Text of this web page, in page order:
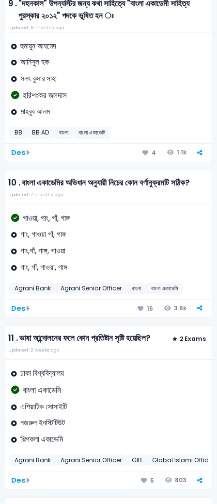
9 ."দহনকাল" উপন্যস্টির জন্য কথা সাহিত্যে "বাংলা একাডেমী সাহিত্য
পুরস্কার ২০১২" পদকে ভূষিত হন ঃ
Updated: 8 months ago
হুমায়ুন আহমেদ
আনিসুল হক
সনৎ কুমার সাহা
হরিশংকর জলদাস
মাহবুব আলম
BB BB AD বাংলা বাংলা একাডেমি
Des 4 1.1k
10 .বাংলা একাডেমির অভিধান অনুযায়ী নিচের কোন বর্ণানুক্রমটি সঠিক?
Updated: 7 months ago
গাওয়া, গাং, গাঁ, গাঙ্গ
গাং, গাওয়া গাঁ, গাঙ্গ
গাং,গাঁ, গাঙ্গ, গাওয়া
গাং, গাঁ, গাওয়া, গাঙ্গ
Agrani Bank Agrani Senior Officer বাংলা বাংলা একাডেমি
Des 15 3.6k
11 .ভাষা আন্দোলনের ফলে কোন প্রতিষ্টান সৃষ্টি হয়েছিল? 2 Exams
Updated: 2 weeks ago
ঢাকা বিশ্ববিদ্যালয়
বাংলা একাডেমি
এশিয়াটিক সোসাইটি
নজরুল ইনস্টিটিউট
শিল্পকলা একাডেমি
Agrani Bank Agrani Senior Officer GIB Global Islami Officer-
Des 5 803